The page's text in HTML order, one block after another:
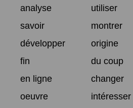
analyse
utiliser
savoir
montrer
développer
origine
fin
du coup
en ligne
changer
oeuvre
intéresser